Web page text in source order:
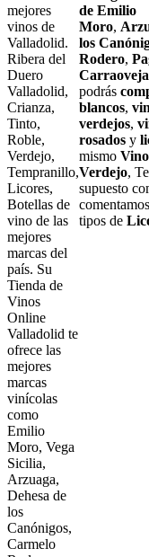
mejores
vinos de
Valladolid.
Ribera del
Duero
Valladolid,
Crianza,
Tinto,
Roble,
Verdejo,
Tempranillo,
Licores,
Botellas de
vino de las
mejores
marcas del
país. Su
Tienda de
Vinos
Online
Valladolid te
ofrece las
mejores
marcas
vinícolas
como
Emilio
Moro, Vega
Sicilia,
Arzuaga,
Dehesa de
los
Canónigos,
Carmelo
de Emilio
Moro,
los
Rodero,
podrás
blancos,
verdejos,
rosados y
mismo
Verdejo,
supuesto
comentamos
tipos de